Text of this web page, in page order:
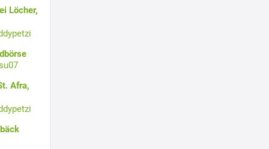
Löcher,
Afra,